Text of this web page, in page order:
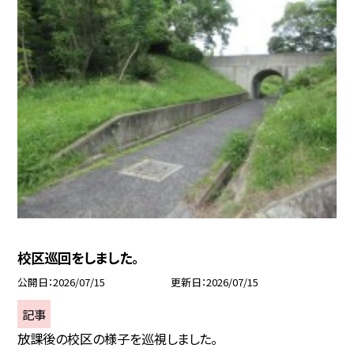
校区巡回をしました。
公開日 2026/07/15 更新日 2026/07/15
記事
放課後の校区の様子を巡視しました。